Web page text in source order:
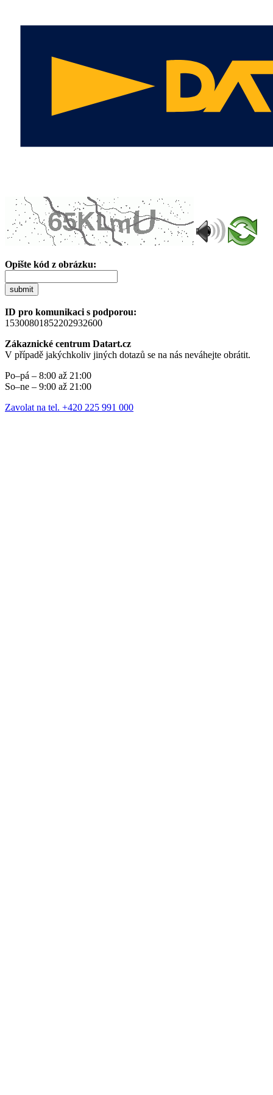
Opište kód z obrázku:
submit
ID pro komunikaci s podporou:
15300801852202932600
Zákaznické centrum Datart.cz
V případě jakýchkoliv jiných dotazů se na nás neváhejte obrátit.
Po–pá – 8:00 až 21:00
So–ne – 9:00 až 21:00
Zavolat na tel. +420 225 991 000